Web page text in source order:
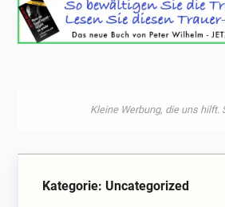
Kategorie: Uncategorized